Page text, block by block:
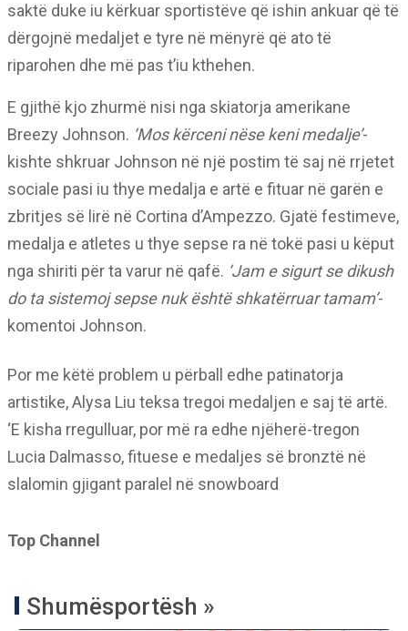
saktë duke iu kërkuar sportistëve që ishin ankuar që të
dërgojnë medaljet e tyre në mënyrë që ato të
riparohen dhe më pas t’iu kthehen.
E gjithë kjo zhurmë nisi nga skiatorja amerikane
Breezy Johnson. ‘Mos kërceni nëse keni medalje’-
kishte shkruar Johnson në një postim të saj në rrjetet
sociale pasi iu thye medalja e artë e fituar në garën e
zbritjes së lirë në Cortina d’Ampezzo. Gjatë festimeve,
medalja e atletes u thye sepse ra në tokë pasi u këput
nga shiriti për ta varur në qafë. ‘Jam e sigurt se dikush
do ta sistemoj sepse nuk është shkatërruar tamam’-
komentoi Johnson.
Por me këtë problem u përball edhe patinatorja
artistike, Alysa Liu teksa tregoi medaljen e saj të artë.
‘E kisha rregulluar, por më ra edhe njëherë-tregon
Lucia Dalmasso, fituese e medaljes së bronztë në
slalomin gjigant paralel në snowboard
Top Channel
Shumësportësh »